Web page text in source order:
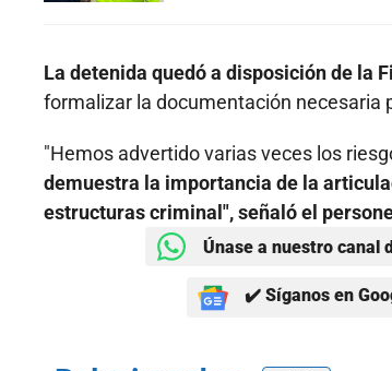
La detenida quedó a disposición de la
formalizar la documentación necesaria
"Hemos advertido varias veces los
demuestra la importancia de la
estructuras criminal", señaló el
Únase a nuestro canal
✔️ Síganos en